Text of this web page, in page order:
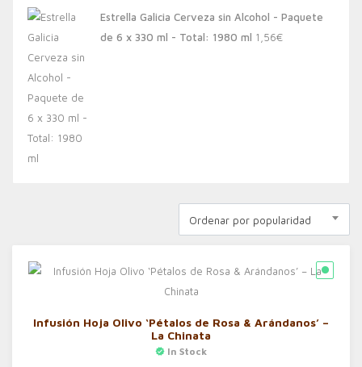
Estrella Galicia Cerveza sin Alcohol - Paquete
de 6 x 330 ml - Total: 1980 ml 1,56€
Ordenar por popularidad
Infusión Hoja Olivo ‘Pétalos de Rosa & Arándanos’ –
La Chinata
In Stock